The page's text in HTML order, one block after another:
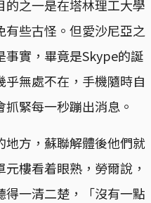
之一是在塔林理工大學
些古怪。但愛沙尼亞之
事實，畢竟是Skype的誕
無處不在，手機隨時自
緊每一秒蹦出消息。
方，蘇聯解體後他們就
樓看着眼熟，勞爾說，
一清二楚，「沒有一點